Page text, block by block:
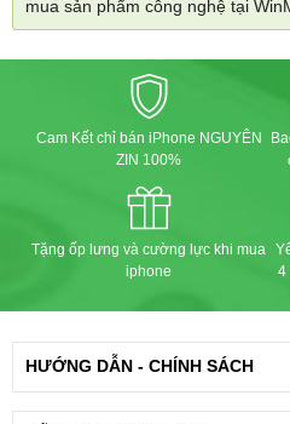
mua sản phẩm công nghệ tại
Cam Kết chỉ bán iPhone NGUYÊN
ZIN 100%
Tặng ốp lưng và cường lực khi mua
iphone
4
HƯỚNG DẪN - CHÍNH SÁCH